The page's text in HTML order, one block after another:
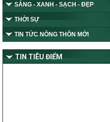
SÁNG - XANH - SẠCH - ĐẸP
THỜI SỰ
TIN TỨC NÔNG THÔN MỚI
TIN TIÊU ĐIỂM